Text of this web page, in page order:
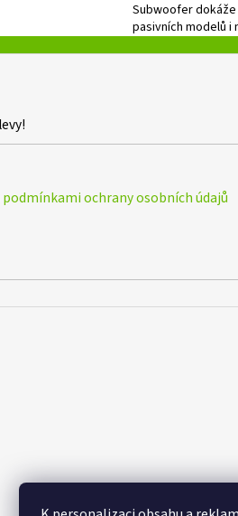
Subwoofer
pasivních modelů i
podmínkami ochrany osobních údajů